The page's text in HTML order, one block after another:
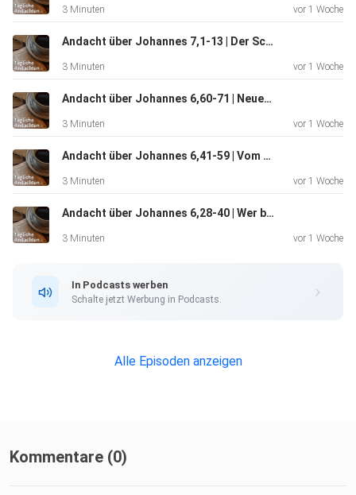
3 Minuten vor 1 Woche
Andacht über Johannes 7,1-13 | Der Schande entgehen
3 Minuten vor 1 Woche
Andacht über Johannes 6,60-71 | Neues Leben
3 Minuten vor 1 Woche
Andacht über Johannes 6,41-59 | Vom Himmel gekommen
3 Minuten vor 1 Woche
Andacht über Johannes 6,28-40 | Wer bewirkt Glauben?
3 Minuten vor 1 Woche
In Podcasts werben
Schalte jetzt Werbung in Podcasts.
Alle Episoden anzeigen
Kommentare (0)